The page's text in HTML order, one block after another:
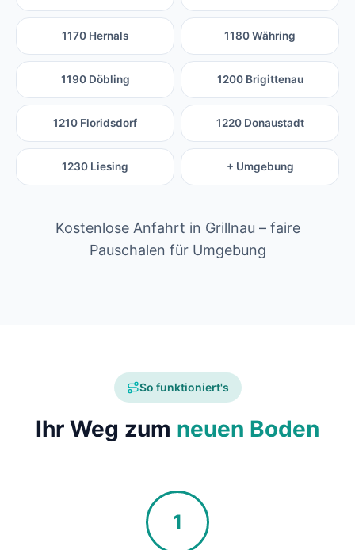
1170 Hernals 1180 Währing
1190 Döbling 1200 Brigittenau
1210 Floridsdorf 1220 Donaustadt
1230 Liesing + Umgebung
Kostenlose Anfahrt in Grillnau – faire
Pauschalen für Umgebung
So funktioniert's
Ihr Weg zum neuen Boden
1